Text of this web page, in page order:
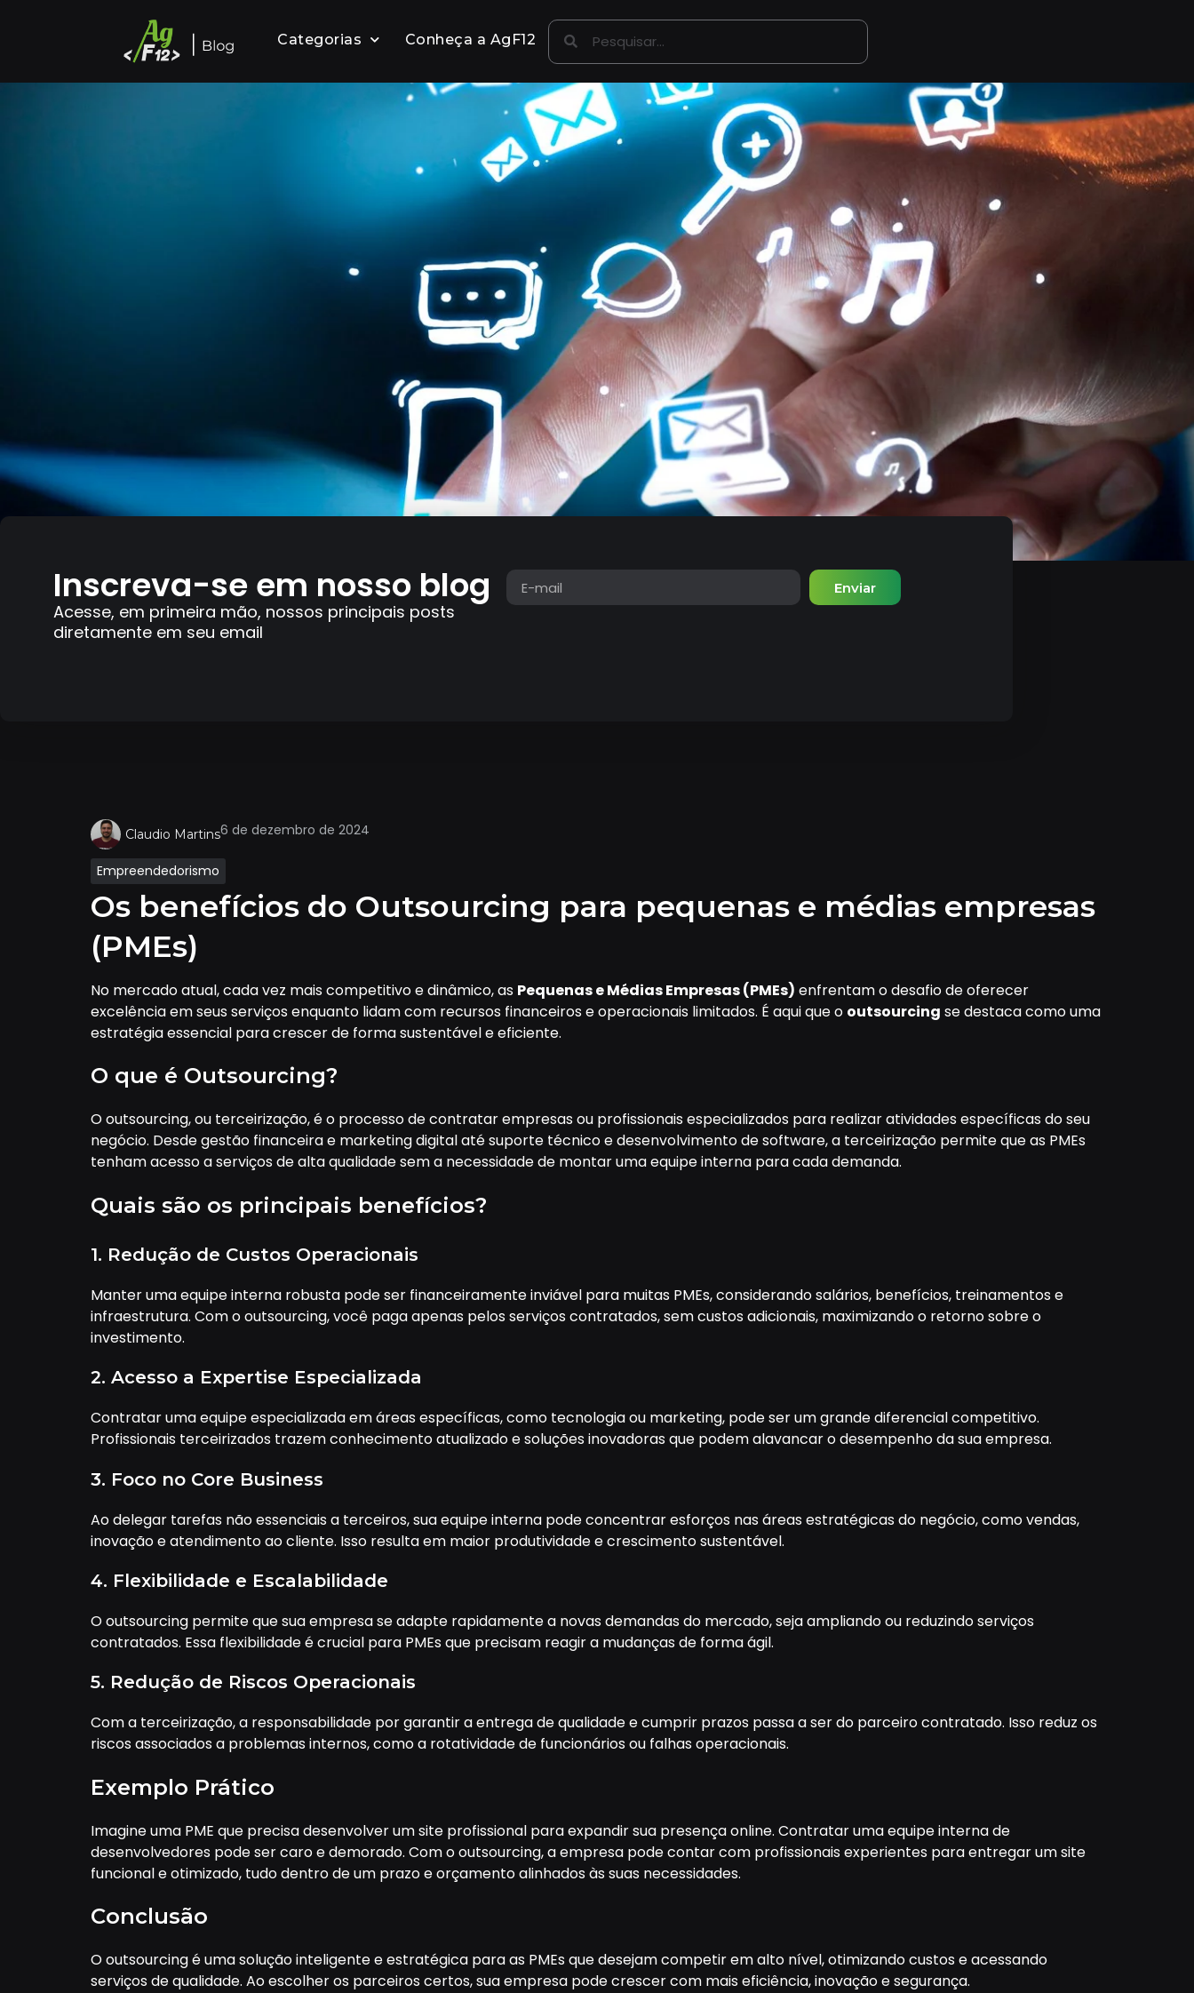
Categorias Conheça a AgF12
Inscreva-se em nosso blog
Acesse, em primeira mão, nossos principais posts
diretamente em seu email
Enviar
Claudio Martins6 de dezembro de 2024
Empreendedorismo
Os benefícios do Outsourcing para pequenas e médias empresas
(PMEs)
No mercado atual, cada vez mais competitivo e dinâmico, as Pequenas e Médias Empresas (PMEs) enfrentam o desafio de oferecer
excelência em seus serviços enquanto lidam com recursos financeiros e operacionais limitados. É aqui que o outsourcing se destaca como uma
estratégia essencial para crescer de forma sustentável e eficiente.
O que é Outsourcing?
O outsourcing, ou terceirização, é o processo de contratar empresas ou profissionais especializados para realizar atividades específicas do seu
negócio. Desde gestão financeira e marketing digital até suporte técnico e desenvolvimento de software, a terceirização permite que as PMEs
tenham acesso a serviços de alta qualidade sem a necessidade de montar uma equipe interna para cada demanda.
Quais são os principais benefícios?
1. Redução de Custos Operacionais
Manter uma equipe interna robusta pode ser financeiramente inviável para muitas PMEs, considerando salários, benefícios, treinamentos e
infraestrutura. Com o outsourcing, você paga apenas pelos serviços contratados, sem custos adicionais, maximizando o retorno sobre o
investimento.
2. Acesso a Expertise Especializada
Contratar uma equipe especializada em áreas específicas, como tecnologia ou marketing, pode ser um grande diferencial competitivo.
Profissionais terceirizados trazem conhecimento atualizado e soluções inovadoras que podem alavancar o desempenho da sua empresa.
3. Foco no Core Business
Ao delegar tarefas não essenciais a terceiros, sua equipe interna pode concentrar esforços nas áreas estratégicas do negócio, como vendas,
inovação e atendimento ao cliente. Isso resulta em maior produtividade e crescimento sustentável.
4. Flexibilidade e Escalabilidade
O outsourcing permite que sua empresa se adapte rapidamente a novas demandas do mercado, seja ampliando ou reduzindo serviços
contratados. Essa flexibilidade é crucial para PMEs que precisam reagir a mudanças de forma ágil.
5. Redução de Riscos Operacionais
Com a terceirização, a responsabilidade por garantir a entrega de qualidade e cumprir prazos passa a ser do parceiro contratado. Isso reduz os
riscos associados a problemas internos, como a rotatividade de funcionários ou falhas operacionais.
Exemplo Prático
Imagine uma PME que precisa desenvolver um site profissional para expandir sua presença online. Contratar uma equipe interna de
desenvolvedores pode ser caro e demorado. Com o outsourcing, a empresa pode contar com profissionais experientes para entregar um site
funcional e otimizado, tudo dentro de um prazo e orçamento alinhados às suas necessidades.
Conclusão
O outsourcing é uma solução inteligente e estratégica para as PMEs que desejam competir em alto nível, otimizando custos e acessando
serviços de qualidade. Ao escolher os parceiros certos, sua empresa pode crescer com mais eficiência, inovação e segurança.